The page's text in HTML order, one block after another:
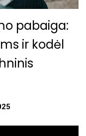
pabaiga:
ir kodėl